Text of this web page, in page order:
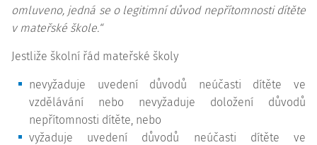
omluveno, jedná se o legitimní důvod nepřítomnosti dítěte
v mateřské škole.“
Jestliže školní řád mateřské školy
nevyžaduje uvedení důvodů neúčasti dítěte ve
vzdělávání nebo nevyžaduje doložení důvodů
nepřítomnosti dítěte, nebo
vyžaduje uvedení důvodů neúčasti dítěte ve